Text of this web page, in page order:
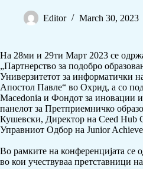
Editor March 30, 2023
На 28ми и 29ти Март 2023 се
„Партнерство за подобро
Универзитетот за информатички
Апостол Павле“ во Охрид, а со
Macedonia и Фондот за иновации
панелот за Претприемничко
Кушевски, Директор на Ceed Hub
Управниот Одбор на Junior
Во рамките на конференцијата се
во кои учествуваа претставници